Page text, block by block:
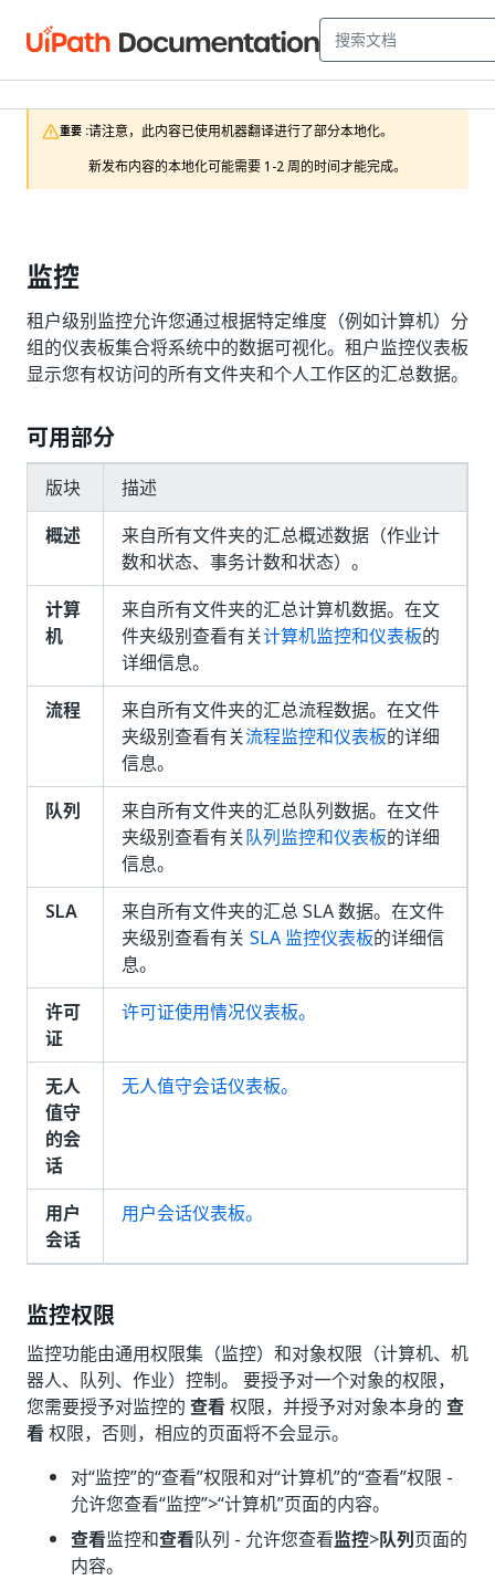
重要 :请注意，此内容已使用机器翻译进行了部分本地化。
新发布内容的本地化可能需要 1-2 周的时间才能完成。
监控
租户级别监控允许您通过根据特定维度（例如计算机）分
组的仪表板集合将系统中的数据可视化。租户监控仪表板
显示您有权访问的所有文件夹和个人工作区的汇总数据。
可用部分
版块
描述
概述
来自所有文件夹的汇总概述数据（作业计
数和状态、事务计数和状态）。
计算
机
来自所有文件夹的汇总计算机数据。在文
件夹级别查看有关计算机监控和仪表板的
详细信息。
流程
来自所有文件夹的汇总流程数据。在文件
夹级别查看有关流程监控和仪表板的详细
信息。
队列
来自所有文件夹的汇总队列数据。在文件
夹级别查看有关队列监控和仪表板的详细
信息。
SLA
来自所有文件夹的汇总 SLA 数据。在文件
夹级别查看有关 SLA 监控仪表板的详细信
息。
许可
证
许可证使用情况仪表板。
无人
值守
的会
话
无人值守会话仪表板。
用户
会话
用户会话仪表板。
监控权限
监控功能由通用权限集（监控）和对象权限（计算机、机
器人、队列、作业）控制。 要授予对一个对象的权限，
您需要授予对监控的 查看 权限，并授予对对象本身的 查
看 权限，否则，相应的页面将不会显示。
对“监控”的“查看”权限和对“计算机”的“查看”权限 -
允许您查看“监控”>“计算机”页面的内容。
查看监控和查看队列 - 允许您查看监控>队列页面的
内容。